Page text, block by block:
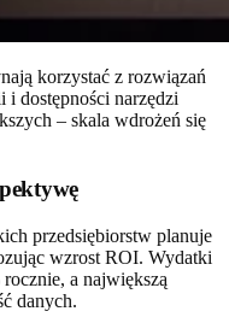
korzystać z rozwiązań
dostępności narzędzi
– skala wdrożeń się
przedsiębiorstw planuje
wzrost ROI. Wydatki
a największą
danych.